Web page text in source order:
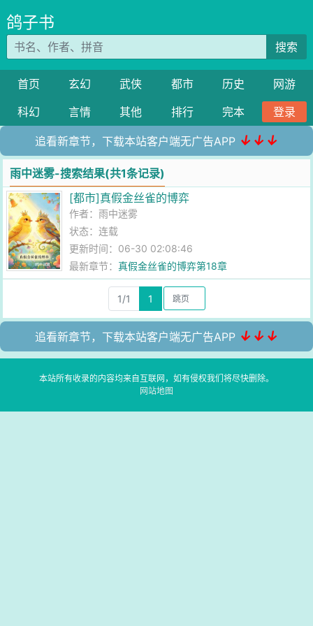
鸽子书
搜索
首页 玄幻 武侠 都市 历史
网游
科幻
言情 其他 排行 完本 登录
追看新章节，下载本站客户端无广告APP ↓↓↓
雨中迷雾-搜索结果(共1条记录)
[都市]真假金丝雀的博弈
作者：雨中迷雾
状态：连载
更新时间：06-30 02:08:46
最新章节：真假金丝雀的博弈第18章
1/1 1
追看新章节，下载本站客户端无广告APP ↓↓↓
本站所有收录的内容均来自互联网，如有侵权我们将尽快删除。
网站地图